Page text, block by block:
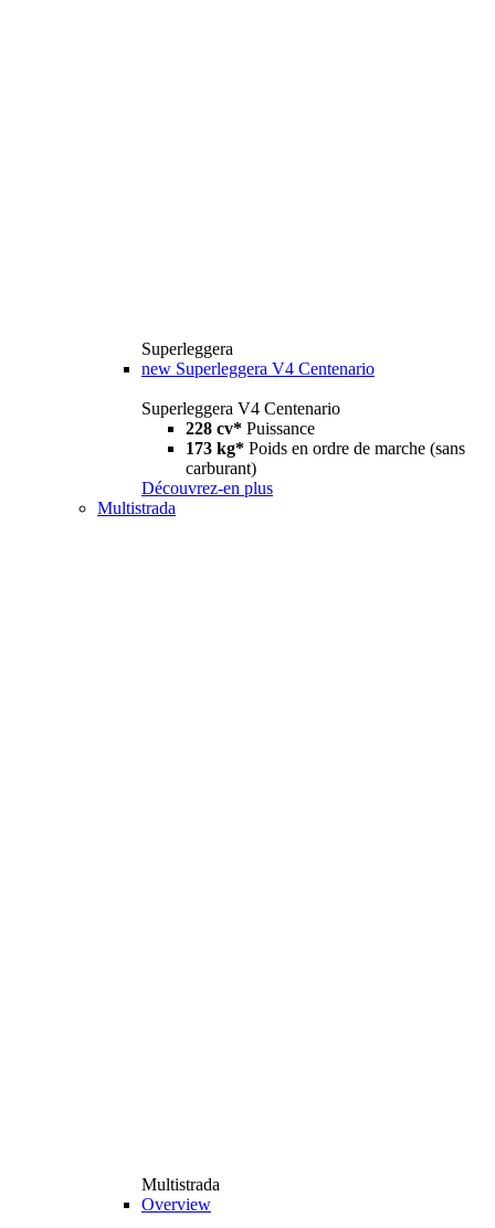
Superleggera
new Superleggera V4 Centenario
Superleggera V4 Centenario
228 cv* Puissance
173 kg* Poids en ordre de marche (sans
carburant)
Découvrez-en plus
Multistrada
Multistrada
Overview